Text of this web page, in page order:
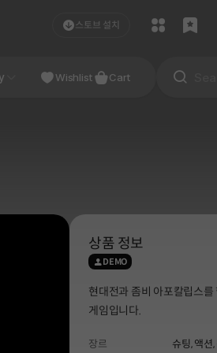
스토브 설치
Studio
Wishlist Cart
상품 정보
DEMO
현대전과 좀비 아포칼립스를
게임입니다.
장르 슈팅,액션,